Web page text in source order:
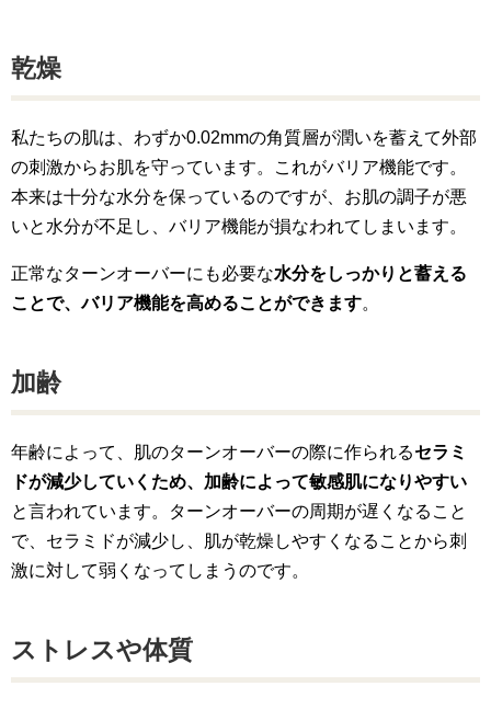
乾燥
私たちの肌は、わずか0.02mmの角質層が潤いを蓄えて外部
の刺激からお肌を守っています。これがバリア機能です。
本来は十分な水分を保っているのですが、お肌の調子が悪
いと水分が不足し、バリア機能が損なわれてしまいます。
正常なターンオーバーにも必要な水分をしっかりと蓄える
ことで、バリア機能を高めることができます。
加齢
年齢によって、肌のターンオーバーの際に作られるセラミ
ドが減少していくため、加齢によって敏感肌になりやすい
と言われています。ターンオーバーの周期が遅くなること
で、セラミドが減少し、肌が乾燥しやすくなることから刺
激に対して弱くなってしまうのです。
ストレスや体質